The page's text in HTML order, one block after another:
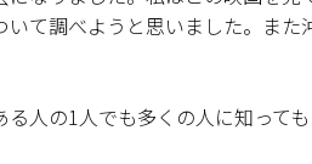
て調べようと思いました。また
人の1人でも多くの人に知って